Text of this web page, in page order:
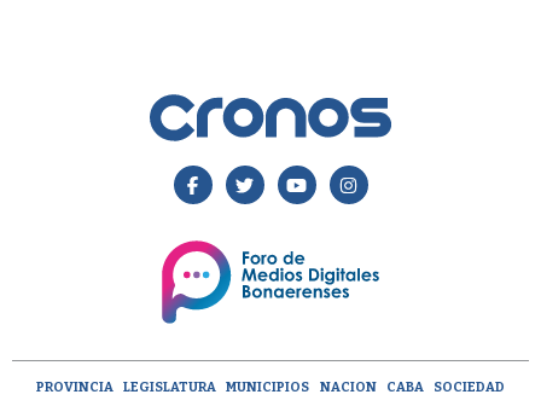
PROVINCIA LEGISLATURA MUNICIPIOS NACION CABA SOCIEDAD